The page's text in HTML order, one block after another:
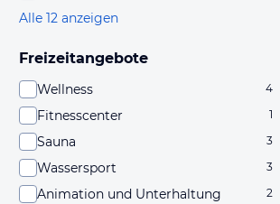
Alle 12 anzeigen
Freizeitangebote
Wellness 4
Fitnesscenter 1
Sauna 3
Wassersport 3
Animation und Unterhaltung 2